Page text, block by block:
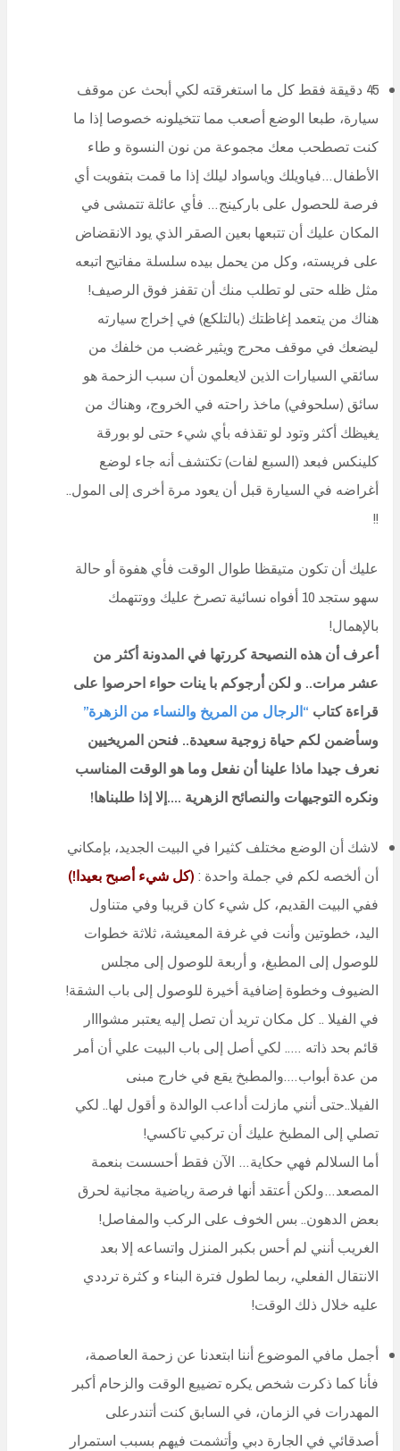
45 دقيقة فقط كل ما استغرقته لكي أبحث عن موقف
سيارة، طبعا الوضع أصعب مما تتخيلونه خصوصا إذا ما
كنت تصطحب معك مجموعة من نون النسوة و طاء
الأطفال…فياويلك وياسواد ليلك إذا ما قمت بتفويت أي
فرصة للحصول على باركينج… فأي عائلة تتمشى في
المكان عليك أن تتبعها بعين الصقر الذي يود الانقضاض
على فريسته، وكل من يحمل بيده سلسلة مفاتيح اتبعه
مثل ظله حتى لو تطلب منك أن تقفز فوق الرصيف!
هناك من يتعمد إغاظتك (بالتلكع) في إخراج سيارته
ليضعك في موقف محرج ويثير غضب من خلفك من
سائقي السيارات الذين لايعلمون أن سبب الزحمة هو
سائق (سلحوفي) ماخذ راحته في الخروج، وهناك من
يغيظك أكثر وتود لو تقذفه بأي شيء حتى لو بورقة
كلينكس فبعد (السبع لفات) تكتشف أنه جاء لوضع
أغراضه في السيارة قبل أن يعود مرة أخرى إلى المول..
!!
عليك أن تكون متيقظا طوال الوقت فأي هفوة أو حالة
سهو ستجد 10 أفواه نسائية تصرخ عليك ووتتهمك
بالإهمال!
أعرف أن هذه النصيحة كررتها في المدونة أكثر من
عشر مرات.. و لكن أرجوكم با ينات حواء احرصوا على
قراءة كتاب “الرجال من المريخ والنساء من الزهرة”
وسأضمن لكم حياة زوجية سعيدة.. فنحن المريخيين
نعرف جيدا ماذا علينا أن نفعل وما هو الوقت المناسب
ونكره التوجيهات والنصائح الزهرية ….إلا إذا طلبناها!
لاشك أن الوضع مختلف كثيرا في البيت الجديد، بإمكاني
أن ألخصه لكم في جملة واحدة : (كل شيء أصبح بعيدا!)
ففي البيت القديم، كل شيء كان قريبا وفي متناول
اليد، خطوتين وأنت في غرفة المعيشة، ثلاثة خطوات
للوصول إلى المطبغ، و أربعة للوصول إلى مجلس
الضيوف وخطوة إضافية أخيرة للوصول إلى باب الشقة!
في الفيلا .. كل مكان تريد أن تصل إليه يعتبر مشوااار
قائم بحد ذاته ….. لكي أصل إلى باب البيت علي أن أمر
من عدة أبواب….والمطبخ يقع في خارج مبنى
الفيلا..حتى أنني مازلت أداعب الوالدة و أقول لها.. لكي
تصلي إلى المطبخ عليك أن تركبي تاكسي!
أما السلالم فهي حكاية… الآن فقط أحسست بنعمة
المصعد…ولكن أعتقد أنها فرصة رياضية مجانية لحرق
بعض الدهون.. بس الخوف على الركب والمفاصل!
الغريب أنني لم أحس بكبر المنزل واتساعه إلا بعد
الانتقال الفعلي، ربما لطول فترة البناء و كثرة ترددي
عليه خلال ذلك الوقت!
أجمل مافي الموضوع أننا ابتعدنا عن زحمة العاصمة،
فأنا كما ذكرت شخص يكره تضييع الوقت والزحام أكبر
المهدرات في الزمان، في السابق كنت أتندرعلى
أصدقائي في الجارة دبي وأتشمت فيهم بسبب استمرار